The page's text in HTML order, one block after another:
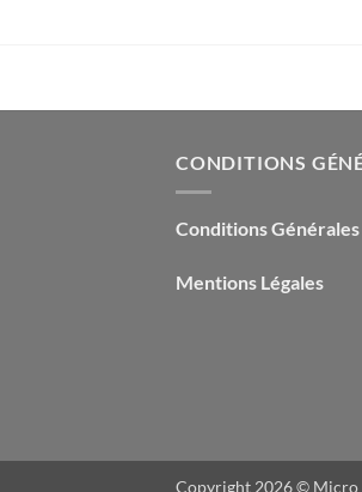
CONDITIONS
Conditions
Mentions Légales
Copyright 2026 © Micro